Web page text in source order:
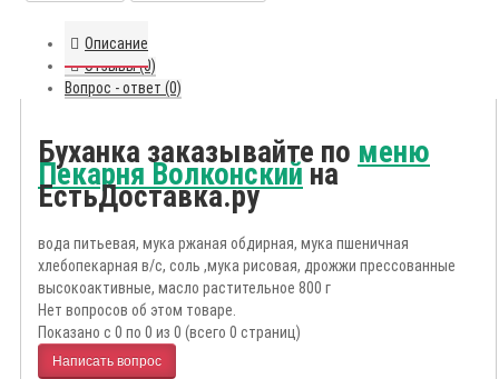
Описание
Отзывы (0)
Вопрос - ответ (0)
Буханка заказывайте по меню
Пекарня Волконскийна
ЕстьДоставка.ру
вода питьевая, мука ржаная обдирная, мука пшеничная
хлебопекарная в/с, соль ,мука рисовая, дрожжи прессованные
высокоактивные, масло растительное 800 г
Нет вопросов об этом товаре.
Показано с 0 по 0 из 0 (всего 0 страниц)
Написать вопрос